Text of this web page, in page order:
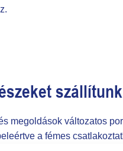
szállítunk
megoldások változatos
a fémes